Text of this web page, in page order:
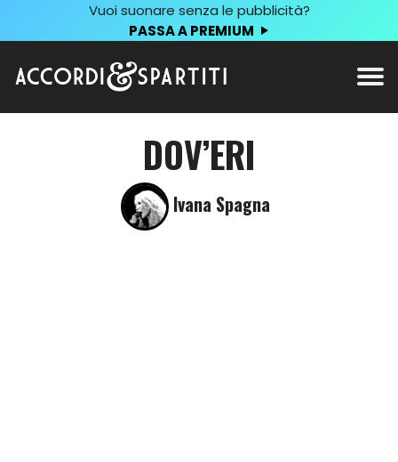
Vuoi suonare senza le pubblicità?
PASSA A PREMIUM
DOV’ERI
Ivana Spagna